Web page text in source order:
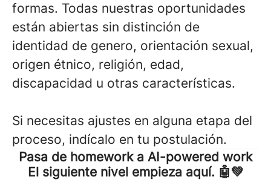
formas. Todas nuestras oportunidades
están abiertas sin distinción de
identidad de genero, orientación sexual,
origen étnico, religión, edad,
discapacidad u otras características.
Si necesitas ajustes en alguna etapa del
proceso, indícalo en tu postulación.
Pasa de homework a AI-powered work
El siguiente nivel empieza aquí. 🤖💚